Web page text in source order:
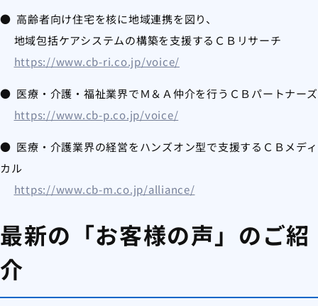
● 高齢者向け住宅を核に地域連携を図り、
地域包括ケアシステムの構築を支援するＣＢリサーチ
https://www.cb-ri.co.jp/voice/
● 医療・介護・福祉業界でＭ＆Ａ仲介を行うＣＢパートナーズ
https://www.cb-p.co.jp/voice/
● 医療・介護業界の経営をハンズオン型で支援するＣＢメディ
カル
https://www.cb-m.co.jp/alliance/
最新の「お客様の声」のご紹
介